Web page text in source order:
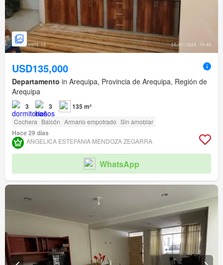
USD135,000
Departamento in Arequipa, Provincia de Arequipa, Región de
Arequipa
3 3 135 m²
Cochera Balcón Armario empotrado Sin amoblar
Hace 29 días
ANGELICA ESTEFANIA MENDOZA ZEGARRA
WhatsApp